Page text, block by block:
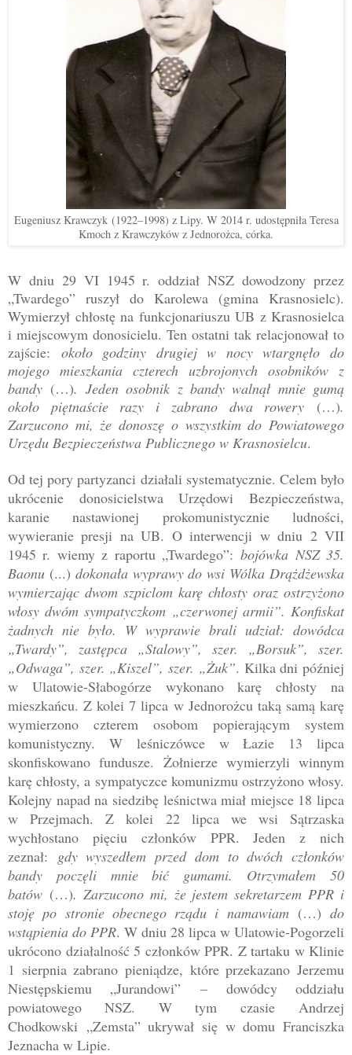
Eugeniusz Krawczyk(1922–1998) z Lipy. W 2014 r. udostępniła Teresa
Kmoch z Krawczyków z Jednorożca, córka.
W dniu 29 VI 1945 r. oddział NSZ dowodzony przez
„Twardego” ruszył do Karolewa (gmina Krasnosielc).
Wymierzył chłostę na funkcjonariuszu UB z Krasnosielca
i miejscowym donosicielu. Ten ostatni tak relacjonował to
zajście: około godziny drugiej w nocy wtargnęło do
mojego mieszkania czterech uzbrojonych osobników z
bandy (…). Jeden osobnik z bandy walnął mnie gumą
około piętnaście razy i zabrano dwa rowery (…).
Zarzucono mi, że donoszę o wszystkim do Powiatowego
Urzędu Bezpieczeństwa Publicznego w Krasnosielcu.
Od tej pory partyzanci działali systematycznie. Celem było
ukrócenie donosicielstwa Urzędowi Bezpieczeństwa,
karanie nastawionej prokomunistycznie ludności,
wywieranie presji na UB. O interwencji w dniu 2 VII
1945 r. wiemy z raportu „Twardego”:bojówka NSZ 35.
Baonu (...) dokonała wyprawy do wsi Wólka Drążdżewska
wymierzając dwom szpiclom karę chłosty oraz ostrzyżono
włosy dwóm sympatyczkom „czerwonej armii”. Konfiskat
żadnych nie było. W wyprawie brali udział: dowódca
„Twardy”, zastępca „Stalowy”, szer. „Borsuk”, szer.
„Odwaga”, szer. „Kiszel”, szer. „Żuk”. Kilka dni później
w Ulatowie-Słabogórze wykonano karę chłosty na
mieszkańcu. Z kolei 7 lipca w Jednorożcu taką samą karę
wymierzono czterem osobom popierającym system
komunistyczny. W leśniczówce w Łazie 13 lipca
skonfiskowano fundusze. Żołnierze wymierzyli winnym
karę chłosty, a sympatyczce komunizmu ostrzyżono włosy.
Kolejny napad na siedzibę leśnictwa miał miejsce 18 lipca
w Przejmach. Z kolei 22 lipca we wsi Sątrzaska
wychłostano pięciu członków PPR. Jeden z nich
zeznał: gdy wyszedłem przed dom to dwóch członków
bandy poczęli mnie bić gumami. Otrzymałem 50
batów (…). Zarzucono mi, że jestem sekretarzem PPR i
stoję po stronie obecnego rządu i namawiam (…) do
wstąpienia do PPR. W dniu 28 lipca w Ulatowie-Pogorzeli
ukrócono działalność 5 członków PPR. Z tartaku w Klinie
1 sierpnia zabrano pieniądze, które przekazano Jerzemu
Niestępskiemu „Jurandowi” –dowódcy oddziału
powiatowego NSZ. W tym czasie Andrzej
Chodkowski „Zemsta” ukrywał się w domu Franciszka
Jeznacha w Lipie.